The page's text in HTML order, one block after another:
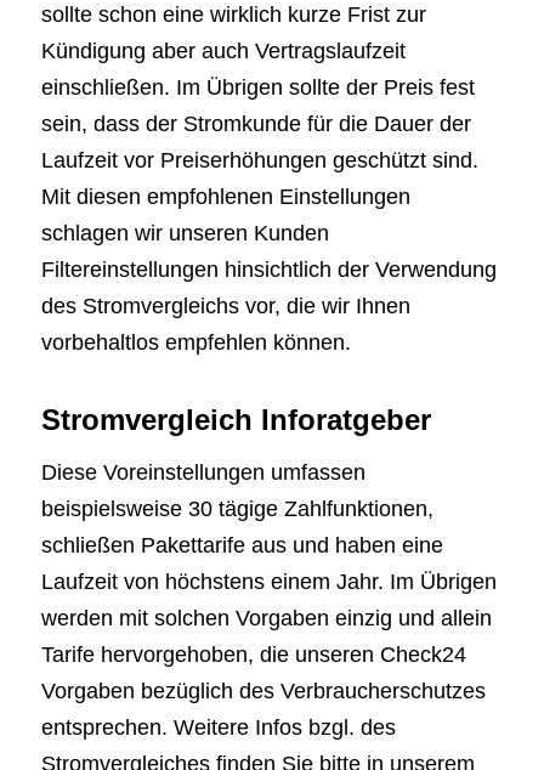
sollte schon eine wirklich kurze Frist zur
Kündigung aber auch Vertragslaufzeit
einschließen. Im Übrigen sollte der Preis fest
sein, dass der Stromkunde für die Dauer der
Laufzeit vor Preiserhöhungen geschützt sind.
Mit diesen empfohlenen Einstellungen
schlagen wir unseren Kunden
Filtereinstellungen hinsichtlich der Verwendung
des Stromvergleichs vor, die wir Ihnen
vorbehaltlos empfehlen können.
Stromvergleich Inforatgeber
Diese Voreinstellungen umfassen
beispielsweise 30 tägige Zahlfunktionen,
schließen Pakettarife aus und haben eine
Laufzeit von höchstens einem Jahr. Im Übrigen
werden mit solchen Vorgaben einzig und allein
Tarife hervorgehoben, die unseren Check24
Vorgaben bezüglich des Verbraucherschutzes
entsprechen. Weitere Infos bzgl. des
Stromvergleiches finden Sie bitte in unserem